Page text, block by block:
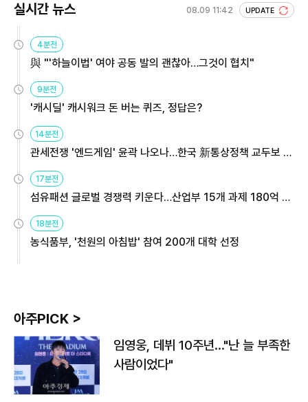
실시간 뉴스 08.09 11:42 UPDATE
4분전
與 "'하늘이법' 여야 공동 발의 괜찮아…그것이 협치"
9분전
'캐시딜' 캐시워크 돈 버는 퀴즈, 정답은?
14분전
관세전쟁 '엔드게임' 윤곽 나오나…한국 新통상정책 교두보 활
용해야
17분전
섬유패션 글로벌 경쟁력 키운다…산업부 15개 과제 180억 지
원
18분전
농식품부, '천원의 아침밥' 참여 200개 대학 선정
아주PICK >
임영웅, 데뷔 10주년…"난 늘 부족한
사람이었다"